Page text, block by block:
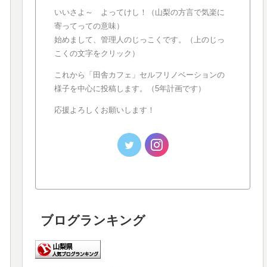
いいさよ～ よってけし！（山梨の方言で気楽に
寄ってっての意味）
始めまして、管理人のじっこくです。（上のじっ
こくの文字をクリック）
これから「田舎カフェ」セルフリノベーションの
様子を中心に投稿します。（5年計画です）
応援よろしくお願いします！
ブログランキング